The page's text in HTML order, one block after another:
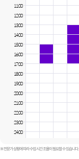
11:00
12:00
13:00
14:00
15:00
16:00
17:00
18:00
19:00
20:00
21:00
22:00
23:00
24:00
※ 전문가 상황에 따라 수업 시간 조율이 필요할 수 있습니다.